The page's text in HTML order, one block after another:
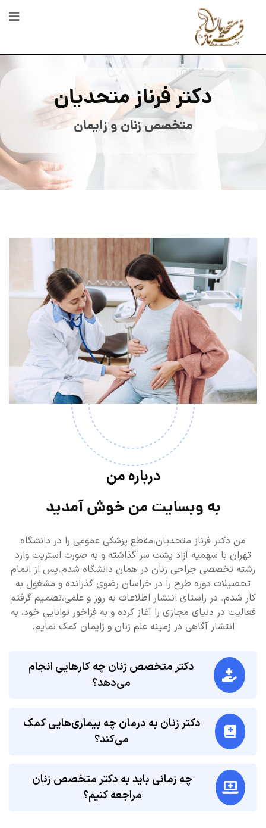
دکتر فرناز متحدیان
متخصص زنان و زایمان
درباره من
به وبسایت من خوش آمدید
من دکتر فرناز متحدیان،مقطع پزشکی عمومی را در دانشگاه
تهران با سهمیه آزاد پشت سر گذاشته و به صورت استریت وارد
رشته تخصصی جراحی زنان در همان دانشگاه شدم.پس از اتمام
تحصیلات دوره طرح را در خراسان رضوی گذرانده و مشغول به
کار شدم. در راستای انتشار اطلاعات به روز و علمی،تصمیم گرفتم
فعالیت در دنیای مجازی را آغاز کرده و به فراخور توانایی خود، به
انتشار آگاهی در زمینه علم زنان و زایمان کمک نمایم.
دکتر متخصص زنان چه کارهایی انجام
می‌دهد؟
دکتر زنان به درمان چه بیماری‌هایی کمک
می‌کند؟
چه زمانی باید به دکتر متخصص زنان
مراجعه کنیم؟